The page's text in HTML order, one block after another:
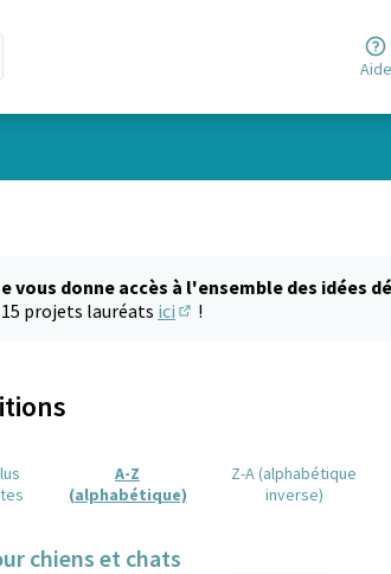
Aide
utilisateur
vous donne accès à l'ensemble des idées
projets lauréats ici !
A-Z
(alphabétique)
Z-A (alphabétique
inverse)
chiens et chats